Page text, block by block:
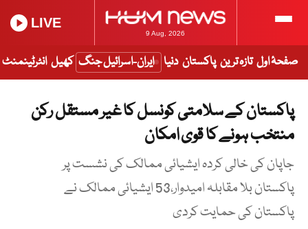
9 Aug, 2026
LIVE
صفحۂ اول تازہ ترین پاکستان دنیا ایران-اسرائیل جنگ کھیل انٹرٹینمنٹ
پاکستان کے سلامتی کونسل کا غیر مستقل رکن
منتخب ہونے کا قوی امکان
جاپان کی خالی کردہ ایشیائی ممالک کی نشست پر
پاکستان بلا مقابلہ امیدوار،53 ایشیائی ممالک نے
پاکستان کی حمایت کردی